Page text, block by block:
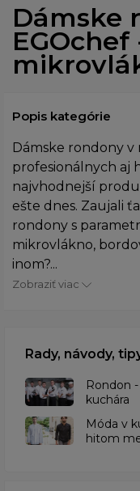
Dámske
EGOchef
Popis kategórie
Dámske rondony
profesionálnych aj
najvhodnejší
ešte dnes. Zaujali
rondony s
mikrovlákno,
inom?...
Zobraziť viac
Rady, návody,
Rondon
kuchára
​Móda v
hitom